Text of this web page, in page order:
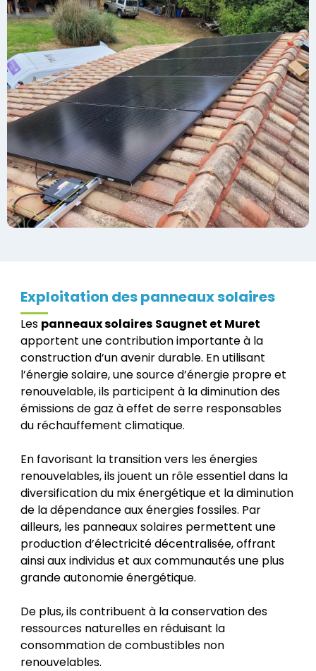
Exploitation des panneaux solaires
Les panneaux solaires Saugnet et Muret
apportent une contribution importante à la
construction d’un avenir durable. En utilisant
l’énergie solaire, une source d’énergie propre et
renouvelable, ils participent à la diminution des
émissions de gaz à effet de serre responsables
du réchauffement climatique.
En favorisant la transition vers les énergies
renouvelables, ils jouent un rôle essentiel dans la
diversification du mix énergétique et la diminution
de la dépendance aux énergies fossiles. Par
ailleurs, les panneaux solaires permettent une
production d’électricité décentralisée, offrant
ainsi aux individus et aux communautés une plus
grande autonomie énergétique.
De plus, ils contribuent à la conservation des
ressources naturelles en réduisant la
consommation de combustibles non
renouvelables.